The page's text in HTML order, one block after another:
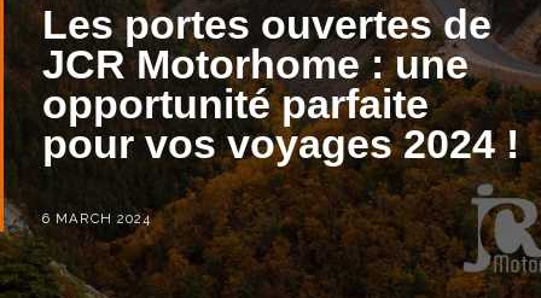
Les portes ouvertes de
JCR Motorhome : une
opportunité parfaite
pour vos voyages 2024 !
6 MARCH 2024